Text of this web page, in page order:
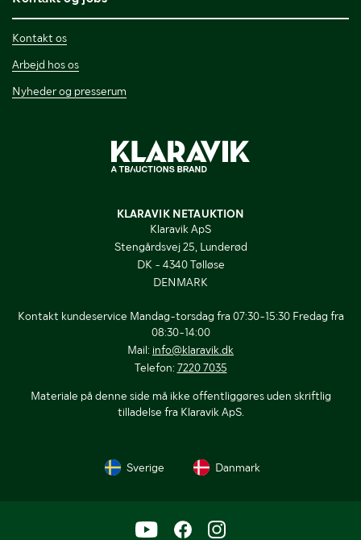
Kontakt os
Arbejd hos os
Nyheder og presserum
KLARAVIK NETAUKTION
Klaravik ApS
Stengårdsvej 25, Lunderød
DK - 4340 Tølløse
DENMARK
Kontakt kundeservice Mandag-torsdag fra 07:30-15:30 Fredag fra
08:30-14:00
Mail: info@klaravik.dk
Telefon: 7220 7035
Materiale på denne side må ikke offentliggøres uden skriftlig
tilladelse fra Klaravik ApS.
Sverige Danmark